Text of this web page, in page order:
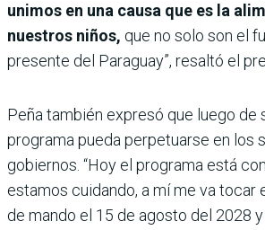
unimos en una causa que es la
nuestros niños, que no solo son el
presente del Paraguay”, resaltó el
Peña también expresó que luego de
programa pueda perpetuarse en los
gobiernos. “Hoy el programa está
estamos cuidando, a mí me va tocar
de mando el 15 de agosto del 2028